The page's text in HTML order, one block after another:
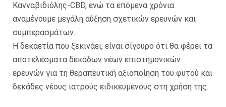
Κανναβιδιόλης-CBD, ενώ τα επόμενα χρόνια
αναμένουμε μεγάλη αύξηση σχετικών ερευνών και
συμπερασμάτων.
Η δεκαετία που ξεκινάει, είναι σίγουρο ότι θα φέρει τα
αποτελέσματα δεκάδων νέων επιστημονικών
ερευνών για τη θεραπευτική αξιοποίηση του φυτού και
δεκάδες νέους ιατρούς ειδικευμένους στη χρήση της.